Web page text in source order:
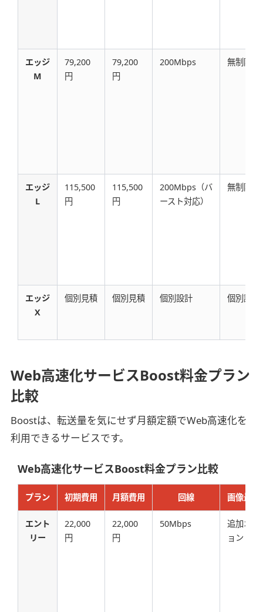
エッジ
M
79,200
円
79,200
円
200Mbps 無制限
エッジ
L
115,500
円
115,500
円
200Mbps（バ
ースト対応）
無制限
エッジ
X
個別見積 個別見積 個別設計 個別設計
Web高速化サービスBoost料金プラン
比較
Boostは、転送量を気にせず月額定額でWeb高速化を
利用できるサービスです。
Web高速化サービスBoost料金プラン比較
プラン 初期費用 月額費用 回線 画像最適
エント
リー
22,000
円
22,000
円
50Mbps
追加オプ
ョン